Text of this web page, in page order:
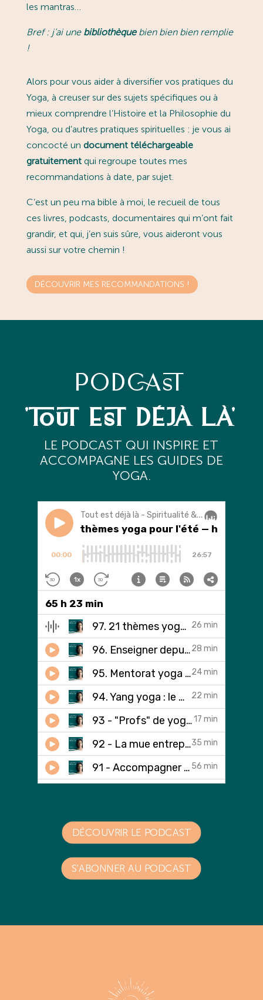
les mantras…
Bref : j’ai une bibliothèquebien bien bien remplie
!
Alors pour vous aider à diversifier vos pratiques du
Yoga, à creuser sur des sujets spécifiques ou à
mieux comprendre l’Histoire et la Philosophie du
Yoga, ou d’autres pratiques spirituelles : je vous ai
concocté un document téléchargeable
gratuitementqui regroupe toutes mes
recommandations à date, par sujet.
C’est un peu ma bible à moi, le recueil de tous
ces livres, podcasts, documentaires qui m’ont fait
grandir, et qui, j’en suis sûre, vous aideront vous
aussi sur votre chemin !
DÉCOUVRIR MES RECOMMANDATIONS !
PODCAST
'TOUT EST DÉJÀ LÀ'
LE PODCAST QUI INSPIRE ET
ACCOMPAGNE LES GUIDES DE
YOGA.
DÉCOUVRIR LE PODCAST
S'ABONNER AU PODCAST